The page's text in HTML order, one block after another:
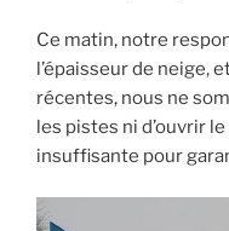
Ce matin, notre
l’épaisseur de neige,
récentes, nous ne
les pistes ni d’ouvrir
insuffisante pour